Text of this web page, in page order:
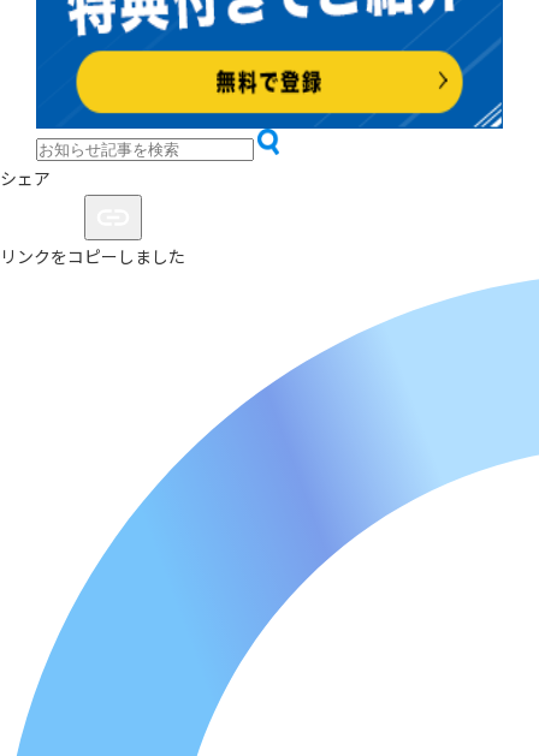
シェア
リンクをコピーしました